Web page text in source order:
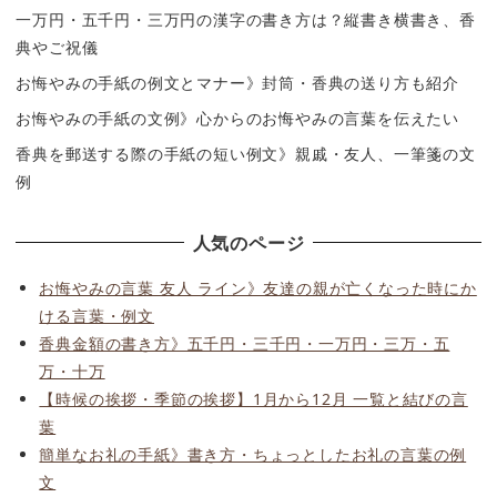
一万円・五千円・三万円の漢字の書き方は？縦書き横書き、香
典やご祝儀
お悔やみの手紙の例文とマナー》封筒・香典の送り方も紹介
お悔やみの手紙の文例》心からのお悔やみの言葉を伝えたい
香典を郵送する際の手紙の短い例文》親戚・友人、一筆箋の文
例
人気のページ
お悔やみの言葉 友人 ライン》友達の親が亡くなった時にか
ける言葉・例文
香典金額の書き方》五千円・三千円・一万円・三万・五
万・十万
【時候の挨拶・季節の挨拶】1月から12月 一覧と結びの言
葉
簡単なお礼の手紙》書き方・ちょっとしたお礼の言葉の例
文